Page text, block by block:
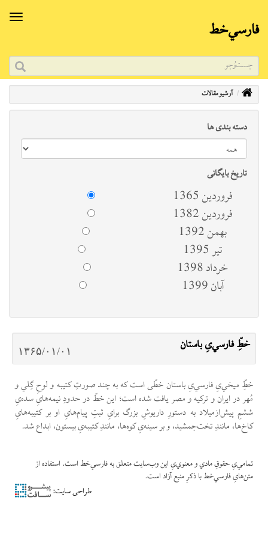
فارسي‌خط
آرشیو مقالات
دسته بندی ها
تاریخ بایگانی
فروردين 1365
فروردين 1382
بهمن 1392
تير 1395
خرداد 1398
آبان 1399
خطِ‌ّ فارسي‌یِ باستان ۱۳۶۵/۰۱/۰۱
خطِ‌ّ ميخي‌یِ فارسي‌یِ باستان خطّی است که به چند صورتِ کتيبه و لوحِ گِلي و
مُهر در ايران و ترکيه و مصر يافت شده است؛ اين خطّ در حدودِ نيمه‌هایِ سده‌یِ
ششمِ پيش‌ازميلاد به دستورِ داريوشِ بزرگ برایِ ثبتِ پیام‌‌هایِ او بر کتيبه‌هایِ
کاخ‌ها، مانندِ تخت‌جمشيد، و بر سینه‌یِ کوه‌ها، مانندِ کتيبه‌یِ بيستون، ابداع شد.
تمامي‌یِ حقوقِ مادي و معنوي‌یِ این وب‌سایت متعلق به فارسي‌خط است. استفاده از
متن‌هایِ فارسي‌خط با ذکرِ منبع آزاد است.
طراحی سایت: